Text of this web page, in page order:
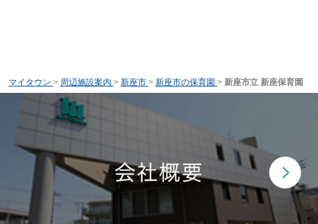
マイタウン > 周辺施設案内 > 新座市 > 新座市の保育園 > 新座市立 新座保育園